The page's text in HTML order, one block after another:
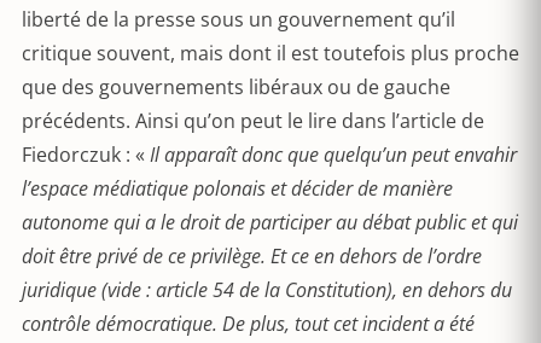
liberté de la presse sous un gouvernement qu’il
critique souvent, mais dont il est toutefois plus proche
que des gouvernements libéraux ou de gauche
précédents. Ainsi qu’on peut le lire dans l’article de
Fiedorczuk : « Il apparaît donc que quelqu’un peut envahir
l’espace médiatique polonais et décider de manière
autonome qui a le droit de participer au débat public et qui
doit être privé de ce privilège. Et ce en dehors de l’ordre
juridique (vide : article 54 de la Constitution), en dehors du
contrôle démocratique. De plus, tout cet incident a été